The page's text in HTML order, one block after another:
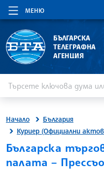
МЕНЮ
БЪЛГАРСКА
ТЕЛЕГРАФНА
АГЕНЦИЯ
Начало
България
Куриер (Официални
Българска
палата –